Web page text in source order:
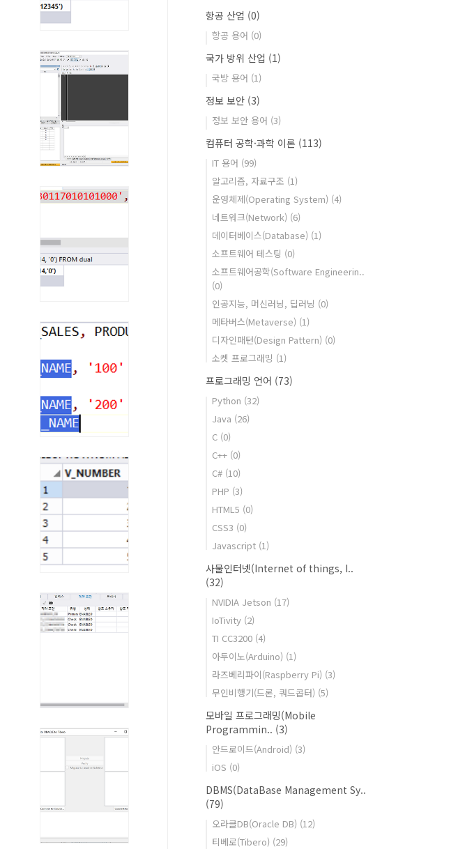
항공 산업 (0)
항공 용어 (0)
국가 방위 산업 (1)
국방 용어 (1)
정보 보안 (3)
정보 보안 용어 (3)
컴퓨터 공학·과학 이론 (113)
IT 용어 (99)
알고리즘, 자료구조 (1)
운영체제(Operating System) (4)
네트워크(Network) (6)
데이터베이스(Database) (1)
소프트웨어 테스팅 (0)
소프트웨어공학(Software Engineerin..
(0)
인공지능, 머신러닝, 딥러닝 (0)
메타버스(Metaverse) (1)
디자인패턴(Design Pattern) (0)
소켓 프로그래밍 (1)
프로그래밍 언어 (73)
Python (32)
Java (26)
C (0)
C++ (0)
C# (10)
PHP (3)
HTML5 (0)
CSS3 (0)
Javascript (1)
사물인터넷(Internet of things, I..
(32)
NVIDIA Jetson (17)
IoTivity (2)
TI CC3200 (4)
아두이노(Arduino) (1)
라즈베리파이(Raspberry Pi) (3)
무인비행기(드론, 쿼드콥터) (5)
모바일 프로그래밍(Mobile
Programmin.. (3)
안드로이드(Android) (3)
iOS (0)
DBMS(DataBase Management Sy..
(79)
오라클DB(Oracle DB) (12)
티베로(Tibero) (29)